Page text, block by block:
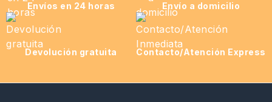
Envíos en 24 horas Envío a domicilio
Devolución gratuita Contacto/Atención Express